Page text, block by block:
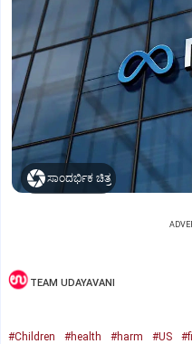
ಸಾಂದರ್ಭಿಕ ಚಿತ್ರ
TEAM UDAYAVANI
#Children #health #harm #US